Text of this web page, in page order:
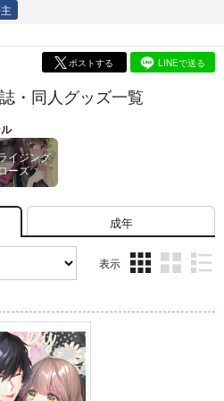
ポストする LINEで送る
・同人グッズ一覧
イジング
ーズ
成年
表示
ム
ム
ム